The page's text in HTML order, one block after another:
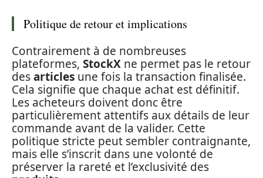
Politique de retour et implications
Contrairement à de nombreuses
plateformes, StockX ne permet pas le retour
desarticles une fois la transaction finalisée.
Cela signifie que chaque achat est définitif.
Les acheteurs doivent donc être
particulièrement attentifs aux détails de leur
commande avant de la valider. Cette
politique stricte peut sembler contraignante,
mais elle s’inscrit dans une volonté de
préserver la rareté et l’exclusivité des